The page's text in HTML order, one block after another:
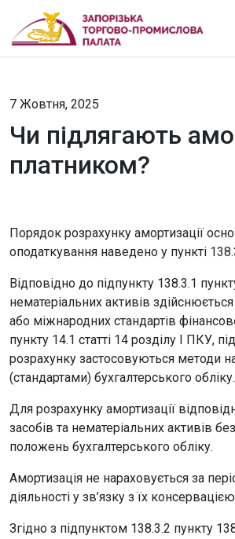
7 Жовтня, 2025
Чи підлягають
платником?
Порядок розрахунку амортизації
оподаткування наведено у пункті
Відповідно до підпункту 138.3.1
нематеріальних активів
або міжнародних стандартів
пункту 14.1 статті 14 розділу I ПКУ,
розрахунку застосовуються методи
(стандартами) бухгалтерського обліку.
Для розрахунку амортизації
засобів та нематеріальних активів
положень бухгалтерського обліку.
Амортизація не нараховується за
діяльності у зв’язку з їх
Згідно з підпунктом 138.3.2 пункту